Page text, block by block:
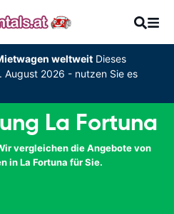
weltweitDieses
August 2026 - nutzen Sie es
La Fortuna
vergleichen die Angebote von
in La Fortuna für Sie.